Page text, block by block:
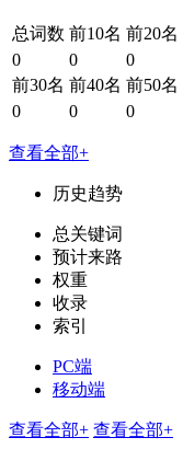
总词数 前10名 前20名
0
0
0
前30名 前40名 前50名
0
0 0
查看全部+
历史趋势
总关键词
预计来路
权重
收录
索引
PC端
移动端
查看全部+ 查看全部+